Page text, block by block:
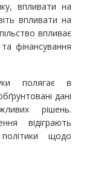
впливати на
впливати на
впливає
фінансування
полягає в
дані
рішень.
відіграють
щодо